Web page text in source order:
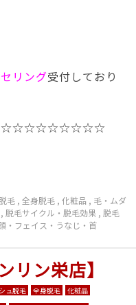
リング受付しており
毛 ,全身脱毛 ,化粧品 , 毛・ムダ
,脱毛サイクル・脱毛効果 ,脱毛
・フェイス・うなじ・首
リン栄店】
ュ脱毛 全身脱毛
化粧品